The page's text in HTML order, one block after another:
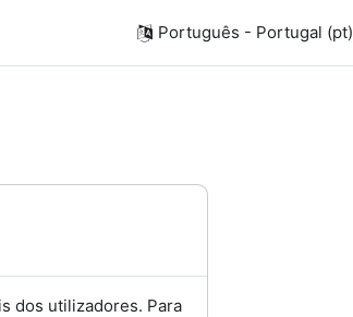
Português - Portugal ‎(pt)‎
dos utilizadores. Para